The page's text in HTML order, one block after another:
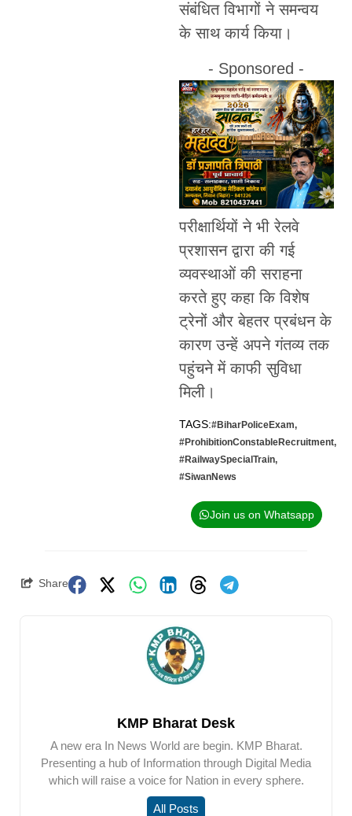
संबंधित विभागों ने समन्वय
के साथ कार्य किया।
- Sponsored -
परीक्षार्थियों ने भी रेलवे
प्रशासन द्वारा की गई
व्यवस्थाओं की सराहना
करते हुए कहा कि विशेष
ट्रेनों और बेहतर प्रबंधन के
कारण उन्हें अपने गंतव्य तक
पहुंचने में काफी सुविधा
मिली।
TAGS:#BiharPoliceExam,
#ProhibitionConstableRecruitment,
#RailwaySpecialTrain,
#SiwanNews
Join us on Whatsapp
Share
KMP Bharat Desk
A new era In News World are begin. KMP Bharat.
Presenting a hub of Information through Digital Media
which will raise a voice for Nation in every sphere.
All Posts